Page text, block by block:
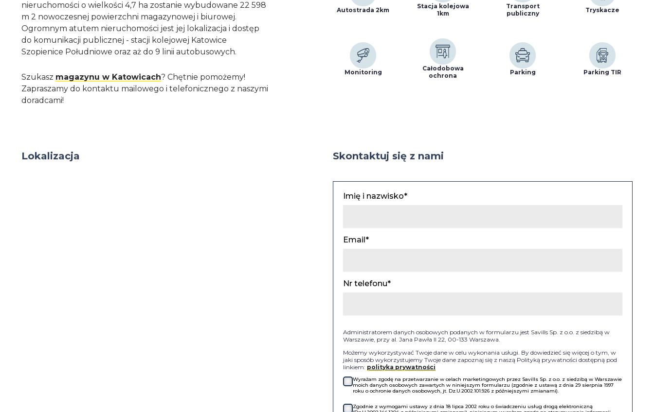
nieruchomości o wielkości 4,7 ha zostanie wybudowane 22 598
m 2 nowoczesnej powierzchni magazynowej i biurowej.
Ogromnym atutem nieruchomości jest jej lokalizacja i dostęp
do komunikacji publicznej - stacji kolejowej Katowice
Szopienice Południowe oraz aż do 9 linii autobusowych.
Szukasz magazynu w Katowicach? Chętnie pomożemy!
Zapraszamy do kontaktu mailowego i telefonicznego z naszymi
doradcami!
Autostrada 2km
Stacja kolejowa
1km
Transport
publiczny
Tryskacze
Monitoring
Całodobowa
ochrona
Parking Parking TIR
Lokalizacja Skontaktuj się z nami
Imię i nazwisko*
Email*
Nr telefonu*
Administratorem danych osobowych podanych w formularzu jest Savills Sp. z o.o. z siedzibą w
Warszawie, przy al. Jana Pawła II 22, 00-133 Warszawa.
Możemy wykorzystywać Twoje dane w celu wykonania usługi. By dowiedzieć się więcej o tym, w
jaki sposób wykorzystujemy Twoje dane zapoznaj się z naszą Polityką prywatności dostępną pod
linkiem: polityka prywatności
Wyrażam zgodę na przetwarzanie w celach marketingowych przez Savills Sp. z o.o. z siedzibą w Warszawie
moich danych osobowych zawartych w niniejszym formularzu (zgodnie z ustawą z dnia 29 sierpnia 1997
roku o ochronie danych osobowych, jt. Dz.U.2002.101.926 z późniejszymi zmianami).
Zgodnie z wymogami ustawy z dnia 18 lipca 2002 roku o świadczeniu usług drogą elektroniczną